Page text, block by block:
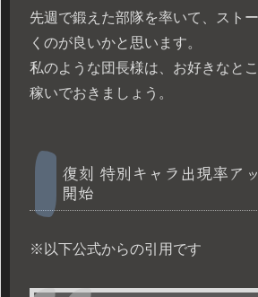
先週で鍛えた部隊を率いて、スト
くのが良いかと思います。
私のような団長様は、お好きなと
稼いでおきましょう。
復刻 特別キャラ出現率ア
開始
※以下公式からの引用です